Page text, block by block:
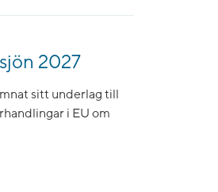
2027
sitt underlag till
i EU om